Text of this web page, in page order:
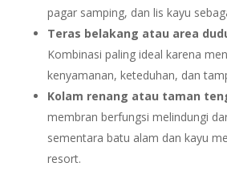
pagar samping, dan lis kayu
Teras belakang atau area
Kombinasi paling ideal karena
kenyamanan, keteduhan, dan
Kolam renang atau taman
membran berfungsi melindungi
sementara batu alam dan kayu
resort.